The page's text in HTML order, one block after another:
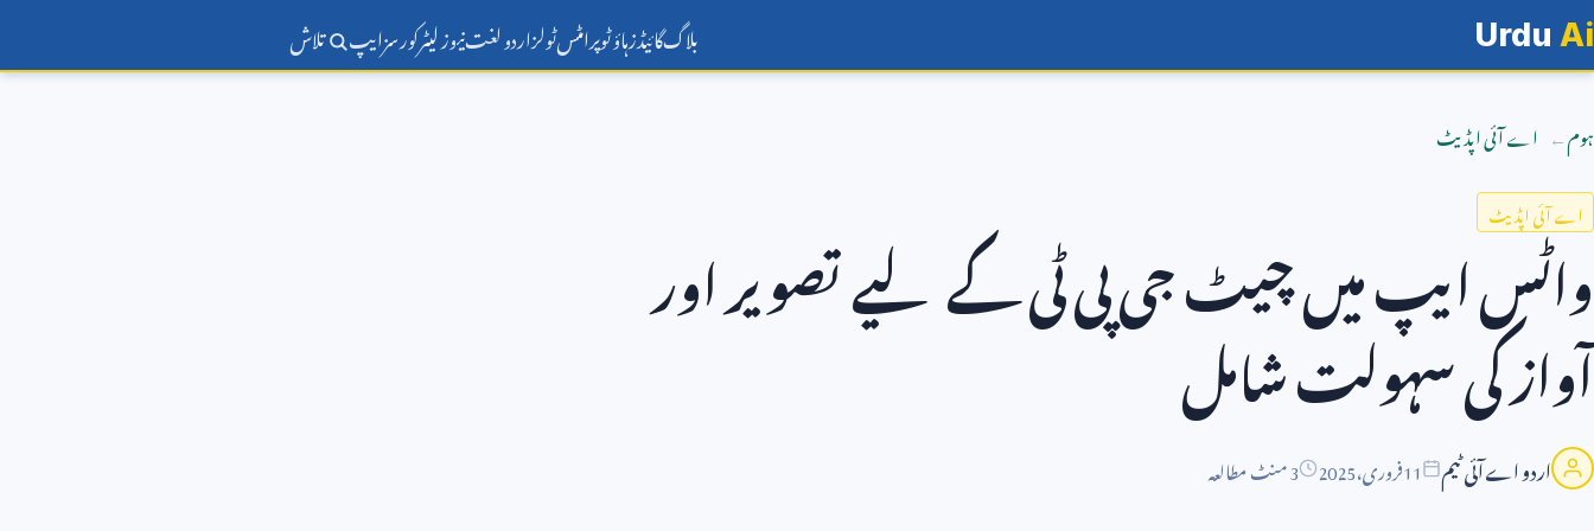
Urdu Ai بلاگگائیڈزہاؤ ٹوپرامٹسٹولزاردو لغتنیوز لیٹرکورسزایپ تلاش
ہوم اے آئی اپڈیٹ
اے آئی اپڈیٹ
واٹس ایپ میں چیٹ جی پی ٹی کے لیے تصویر اور
آواز کی سہولت شامل
اردو اے آئی ٹیم 11فروری،2025 3 منٹ مطالعہ